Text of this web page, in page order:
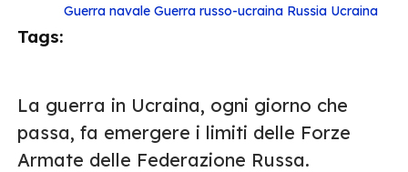
Tags:
Guerra navale Guerra russo-ucraina Russia Ucraina
La guerra in Ucraina, ogni giorno che
passa, fa emergere i limiti delle Forze
Armate delle Federazione Russa.